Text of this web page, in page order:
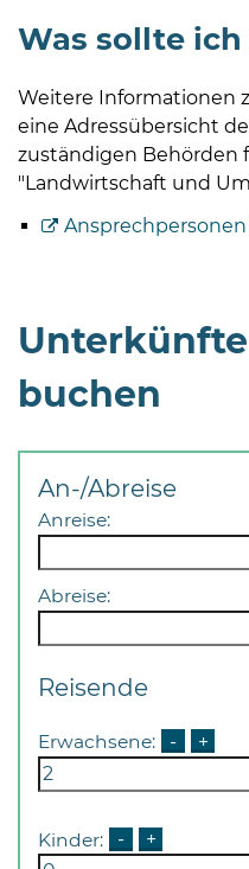
Was sollte
Weitere Informationen
eine Adressübersicht
zuständigen Behörden
"Landwirtschaft und
buchen
An-/Abreise
Anreise:
Abreise:
Reisende
Erwachsene: - +
Kinder: - +